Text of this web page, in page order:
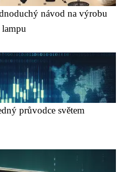
návod na výrobu
průvodce světem